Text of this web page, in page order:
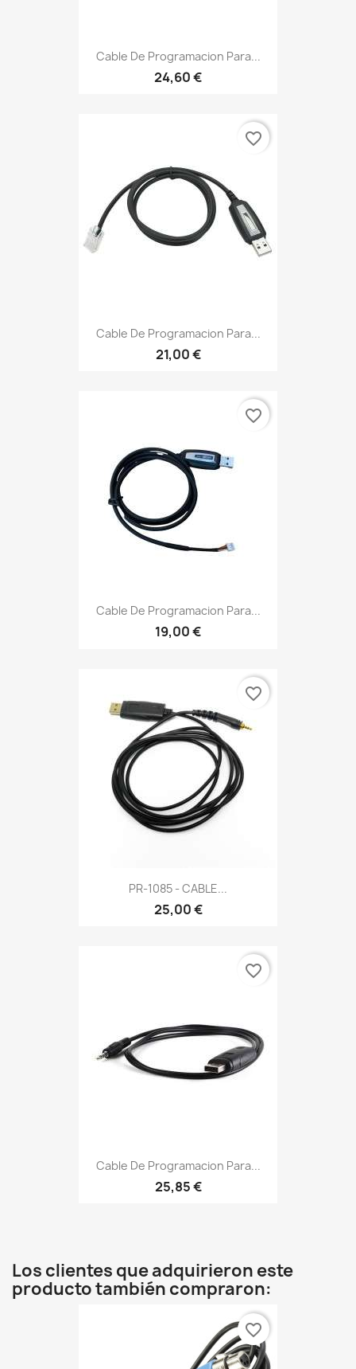
Cable De Programacion Para...
24,60 €
Cable De Programacion Para...
21,00 €
favorite_border
Cable De Programacion Para...
19,00 €
favorite_border
PR-1085 - CABLE...
25,00 €
favorite_border
Cable De Programacion Para...
25,85 €
favorite_border
Los clientes que adquirieron este
producto también compraron:
favorite_border